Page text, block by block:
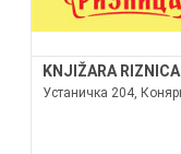
KNJIŽARA RIZNICA
Устаничка 204,